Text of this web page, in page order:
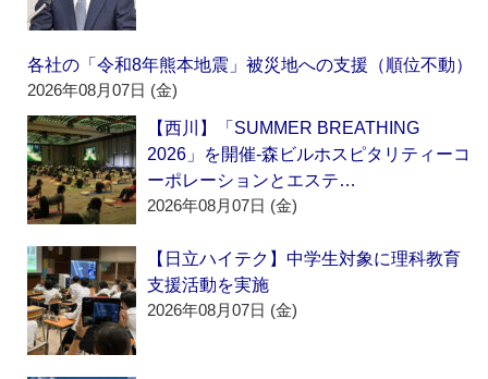
各社の「令和8年熊本地震」被災地への支援（順位不動）
2026年08月07日 (金)
【西川】「SUMMER BREATHING
2026」を開催‐森ビルホスピタリティーコ
ーポレーションとエステ…
2026年08月07日 (金)
【日立ハイテク】中学生対象に理科教育
支援活動を実施
2026年08月07日 (金)